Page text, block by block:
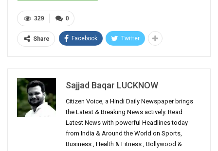
0
329
Share Facebook Twitter
Sajjad Baqar LUCKNOW
Citizen Voice, a Hindi Daily Newspaper brings
the Latest & Breaking News actively. Read
Latest News with powerful Headlines today
from India & Around the World on Sports,
Business , Health & Fitness , Bollywood &